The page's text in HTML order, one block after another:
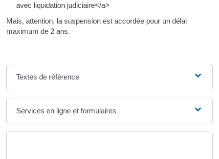
avec liquidation judiciaire</a>
Mais, attention, la suspension est accordée pour un délai
maximum de 2 ans.
Textes de référence
Services en ligne et formulaires